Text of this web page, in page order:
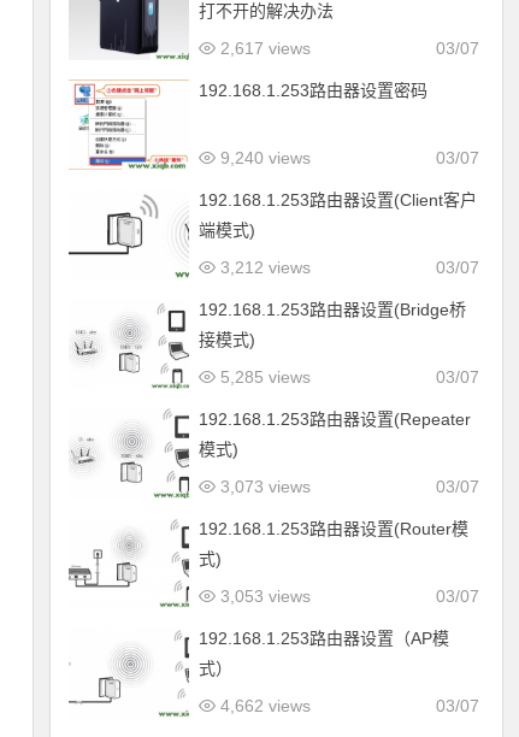
打不开的解决办法
03/07
2,617 views
192.168.1.253路由器设置密码
03/07
9,240 views
192.168.1.253路由器设置(Client客户
端模式)
03/07
3,212 views
192.168.1.253路由器设置(Bridge桥
接模式)
03/07
5,285 views
192.168.1.253路由器设置(Repeater
模式)
03/07
3,073 views
192.168.1.253路由器设置(Router模
式)
03/07
3,053 views
192.168.1.253路由器设置（AP模
式）
03/07
4,662 views